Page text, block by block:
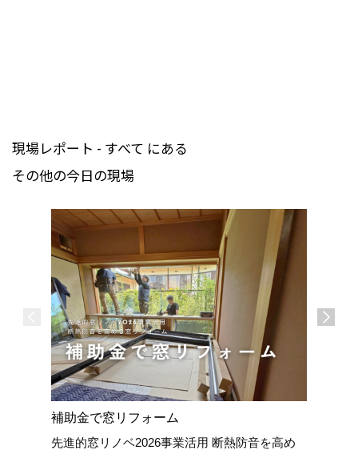
現場レポート - すべて にある
その他の今日の現場
補助金で窓リフォーム
先進的窓リノベ2026事業活用 断熱防音を高め